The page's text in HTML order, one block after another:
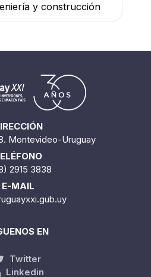
y construcción
Montevideo-Uruguay
2915 3838
E-MAIL
EN
Twitter
Linkedin